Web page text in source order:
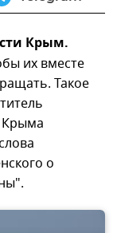
Крым.
их вместе
Такое
Крыма
о